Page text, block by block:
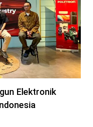
Elektronik